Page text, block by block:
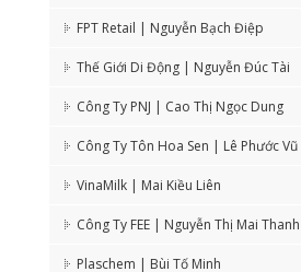
FPT Retail | Nguyễn Bạch Điệp
Thế Giới Di Động | Nguyễn Đúc Tài
Công Ty PNJ | Cao Thị Ngọc Dung
Công Ty Tôn Hoa Sen | Lê Phước Vũ
VinaMilk | Mai Kiều Liên
Công Ty FEE | Nguyễn Thị Mai Thanh
Plaschem | Bùi Tố Minh